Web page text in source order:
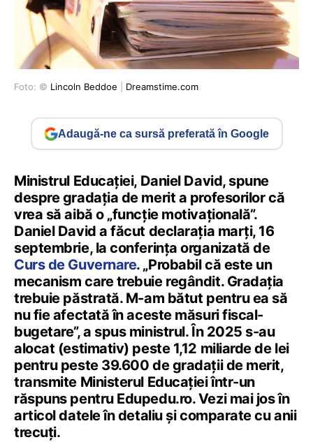
Foto: © Lincoln Beddoe Dreamstime.com
Adaugă-ne ca sursă preferată în Google
Ministrul Educației, Daniel David, spune
despre gradația de merit a profesorilor că
vrea să aibă o „funcție motivațională”.
Daniel David a făcut declarația marți, 16
septembrie, la conferința organizată de
Curs de Guvernare. „Probabil că este un
mecanism care trebuie regândit. Gradația
trebuie păstrată. M-am bătut pentru ea să
nu fie afectată în aceste măsuri fiscal-
bugetare”, a spus ministrul. În 2025 s-au
alocat (estimativ) peste 1,12 miliarde de lei
pentru peste 39.600 de gradații de merit,
transmite Ministerul Educației într-un
răspuns pentru Edupedu.ro. Vezi mai jos în
articol datele în detaliu și comparate cu anii
trecuți.